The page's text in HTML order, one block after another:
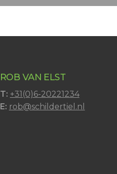
ROB VAN ELST
T: +31(0)6-20221234
E: rob@schildertiel.nl